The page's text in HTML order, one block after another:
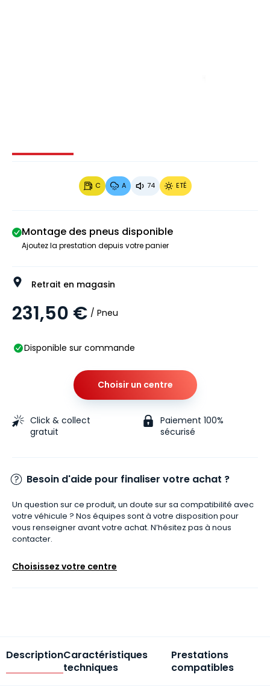
Image 1 sur 4
C A 74 ETÉ
Montage des pneus disponible
Ajoutez la prestation depuis votre panier
Retrait en magasin
231,50 € / Pneu
Disponible sur commande
Choisir un centre
Click & collect
gratuit
Paiement 100%
sécurisé
Besoin d'aide pour finaliser votre achat ?
Un question sur ce produit, un doute sur sa compatibilité avec
votre véhicule ? Nos équipes sont à votre disposition pour
vous renseigner avant votre achat. N’hésitez pas à nous
contacter.
Choisissez votre centre
DescriptionCaractéristiques
techniques
Prestations
compatibles